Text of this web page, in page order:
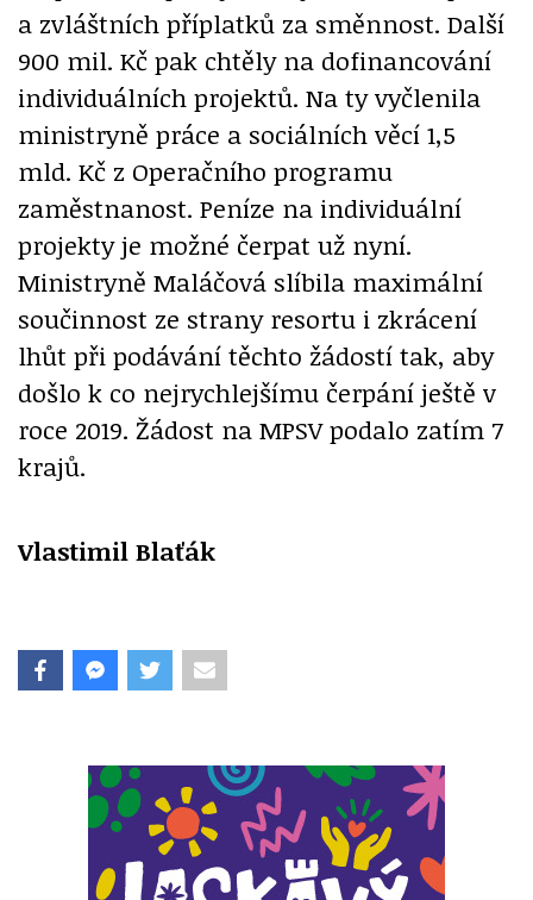
a zvláštních příplatků za směnnost. Další
900 mil. Kč pak chtěly na dofinancování
individuálních projektů. Na ty vyčlenila
ministryně práce a sociálních věcí 1,5
mld. Kč z Operačního programu
zaměstnanost. Peníze na individuální
projekty je možné čerpat už nyní.
Ministryně Maláčová slíbila maximální
součinnost ze strany resortu i zkrácení
lhůt při podávání těchto žádostí tak, aby
došlo k co nejrychlejšímu čerpání ještě v
roce 2019. Žádost na MPSV podalo zatím 7
krajů.
Vlastimil Blaťák